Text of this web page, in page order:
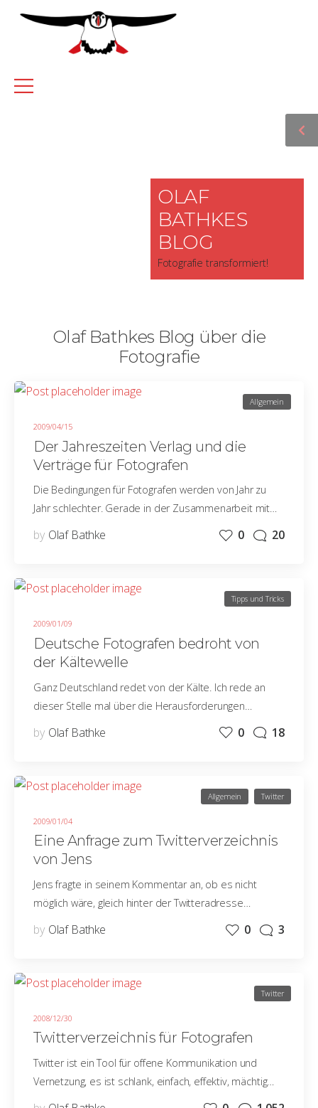
OLAF
BATHKES
BLOG
Fotografie transformiert!
Olaf Bathkes Blog über die
Fotografie
2009/04/15
Allgemein
Der Jahreszeiten Verlag und die
Verträge für Fotografen
Die Bedingungen für Fotografen werden von Jahr zu
Jahr schlechter. Gerade in der Zusammenarbeit mit…
by Olaf Bathke 0 20
2009/01/09
Tipps und Tricks
Deutsche Fotografen bedroht von
der Kältewelle
Ganz Deutschland redet von der Kälte. Ich rede an
dieser Stelle mal über die Herausforderungen…
by Olaf Bathke 0 18
2009/01/04
Allgemein Twitter
Eine Anfrage zum Twitterverzeichnis
von Jens
Jens fragte in seinem Kommentar an, ob es nicht
möglich wäre, gleich hinter der Twitteradresse…
by Olaf Bathke 0 3
2008/12/30
Twitter
Twitterverzeichnis für Fotografen
Twitter ist ein Tool für offene Kommunikation und
Vernetzung, es ist schlank, einfach, effektiv, mächtig…